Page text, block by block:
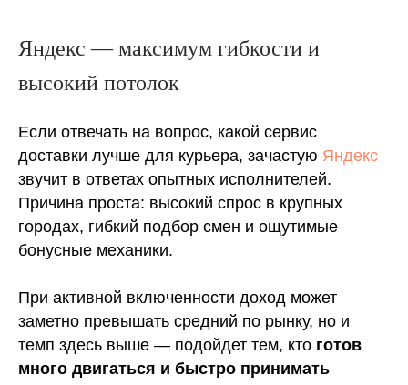
Яндекс — максимум гибкости и
высокий потолок
Если отвечать на вопрос, какой сервис
доставки лучше для курьера, зачастую Яндекс
звучит в ответах опытных исполнителей.
Причина проста: высокий спрос в крупных
городах, гибкий подбор смен и ощутимые
бонусные механики.
При активной включенности доход может
заметно превышать средний по рынку, но и
темп здесь выше — подойдет тем, кто готов
много двигаться и быстро принимать